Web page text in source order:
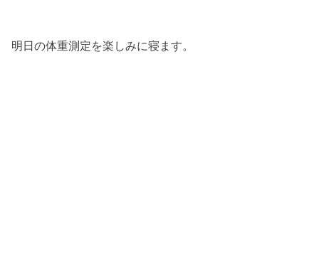
明日の体重測定を楽しみに寝ます。